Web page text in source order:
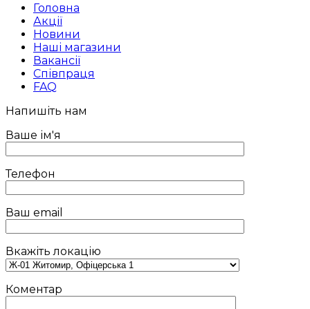
Головна
Акції
Новини
Наші магазини
Вакансії
Співпраця
FAQ
Напишіть нам
Ваше ім'я
Телефон
Ваш email
Вкажіть локацію
Коментар